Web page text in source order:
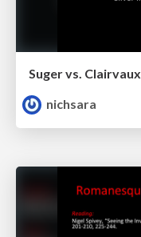
Suger vs. Clairvaux
nichsara